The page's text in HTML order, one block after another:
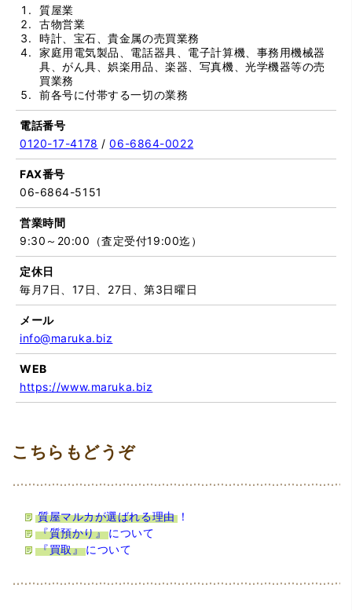
質屋業
古物営業
時計、宝石、貴金属の売買業務
家庭用電気製品、電話器具、電子計算機、事務用機械器
具、がん具、娯楽用品、楽器、写真機、光学機器等の売
買業務
前各号に付帯する一切の業務
電話番号
0120-17-4178 /06-6864-0022
FAX番号
06-6864-5151
営業時間
9:30～20:00（査定受付19:00迄）
定休日
毎月7日、17日、27日、第3日曜日
メール
info@maruka.biz
WEB
https://www.maruka.biz
質屋マルカが選ばれる理由！
『質預かり』 について
『買取』 について